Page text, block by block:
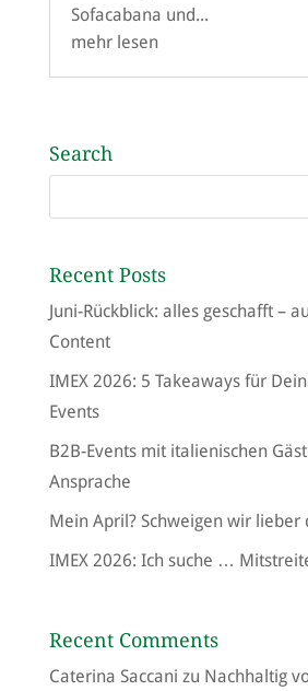
Sofacabana und...
mehr lesen
Search
Recent Posts
Juni-Rückblick: alles geschafft –
Content
IMEX 2026: 5 Takeaways für
Events
B2B-Events mit italienischen
Ansprache
Mein April? Schweigen wir lieber
IMEX 2026: Ich suche …
Recent Comments
Caterina Saccani zu Nachhaltig